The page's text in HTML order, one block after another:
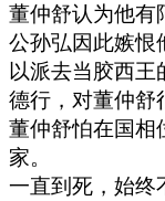
董仲舒认为他有
公孙弘因此嫉恨
以派去当胶西王
德行，对董仲舒
董仲舒怕在国相
家。
一直到死，始终